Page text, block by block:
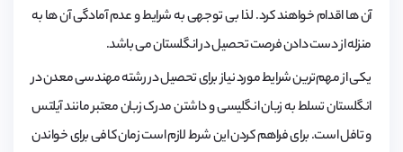
آن ها اقدام خواهند کرد. لذا بی توجهی به شرایط و عدم آمادگی آن ها به
منزله از دست دادن فرصت تحصیل در انگلستان می باشد.
یکی از مهم‌ترین شرایط مورد نیاز برای تحصیل در رشته مهندسی معدن در
انگلستان تسلط به زبان انگلیسی و داشتن مدرک زبان معتبر مانند آیلتس
و تافل است. برای فراهم کردن این شرط لازم است زمان کافی برای خواندن